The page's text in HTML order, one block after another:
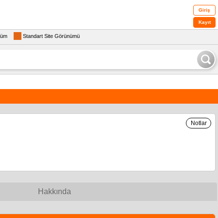
Giriş
Kayıt
Standart Site Görünümü
Notlar
Hakkında